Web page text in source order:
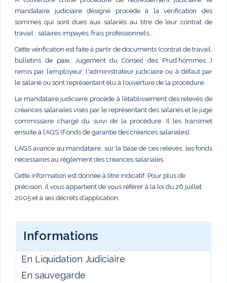
mandataire judiciaire désigné procède à la vérification des
sommes qui sont dues aux salariés au titre de leur contrat de
travail : salaires impayés, frais professionnels...
Cette vérification est faite à partir de documents (contrat de travail,
bulletins de paie, Jugement du Conseil des Prud’hommes...)
remis par l’employeur, l'administrateur judiciaire ou à défaut par
le salarié ou sont représentant élu à l’ouverture de la procédure.
Le mandataire judiciaire procède à l’établissement des relevés de
créances salariales visés par le représentant des salariés et le juge
commissaire chargé du suivi de la procédure. Il les transmet
ensuite à l’AGS (Fonds de garantie des créances salariales).
L’AGS avance au mandataire, sur la base de ces relevés, les fonds
nécessaires au règlement des créances salariales.
Cette information est donnée à titre indicatif. Pour plus de
précision, il vous appartient de vous référer à la loi du 26 juillet
2005 et à ses décrets d’application.
Informations
En Liquidation Judiciaire
En sauvegarde